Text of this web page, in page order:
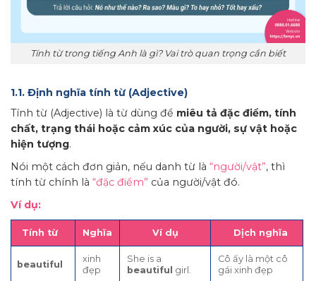
Tính từ trong tiếng Anh là gì? Vai trò quan trọng cần biết
1.1. Định nghĩa tính từ (Adjective)
Tính từ (Adjective) là từ dùng để miêu tả đặc điểm, tính
chất, trạng thái hoặc cảm xúc của người, sự vật hoặc
hiện tượng.
Nói một cách đơn giản, nếu danh từ là “người/vật”, thì
tính từ chính là “đặc điểm” của người/vật đó.
Ví dụ:
Tính từ Nghĩa Ví dụ Dịch nghĩa
beautiful
xinh
đẹp
She is a
beautiful girl.
Cô ấy là một cô
gái xinh đẹp